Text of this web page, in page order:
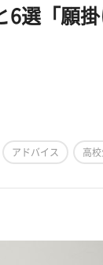
6選「願
アドバイス 高校